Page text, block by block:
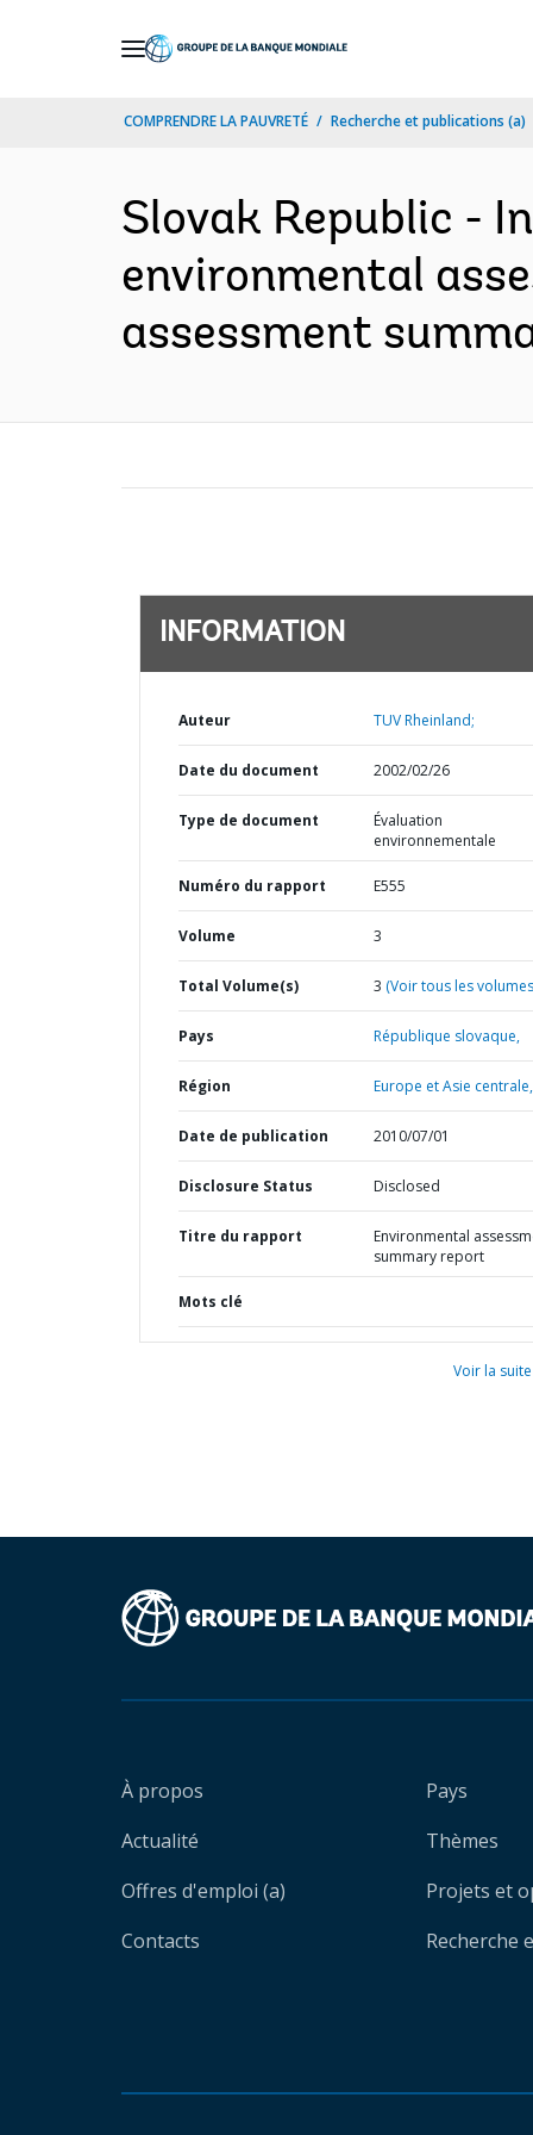
COMPRENDRE LA PAUVRETÉ Recherche et publications (a)
Slovak Republic -
environmental
assessment
INFORMATION
Auteur TUV Rheinland;
Date du document 2002/02/26
Type de document
Évaluation
environnementale
Numéro du rapport E555
Volume 3
Total Volume(s) 3 (Voir tous les
Pays République slovaque,
Région Europe et Asie centrale,
Date de publication 2010/07/01
Disclosure Status Disclosed
Titre du rapport
Environmental
summary report
Mots clé
Voir la suite
À propos
Actualité
Offres d'emploi (a)
Contacts
Pays
Thèmes
Projets et
Recherche